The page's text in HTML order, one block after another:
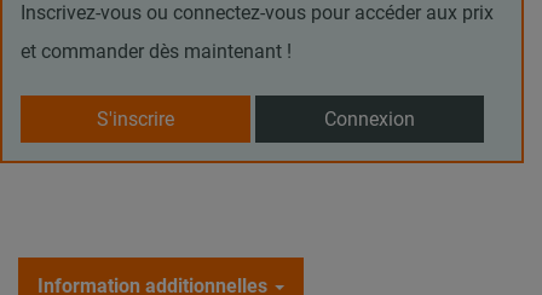
Inscrivez-vous ou connectez-vous pour accéder aux prix
et commander dès maintenant !
S'inscrire Connexion
Information additionnelles